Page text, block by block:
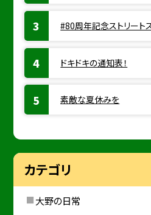
#80周年記念ストリート
ドキドキの通知表！
素敵な夏休みを
カテゴリ
大野の日常